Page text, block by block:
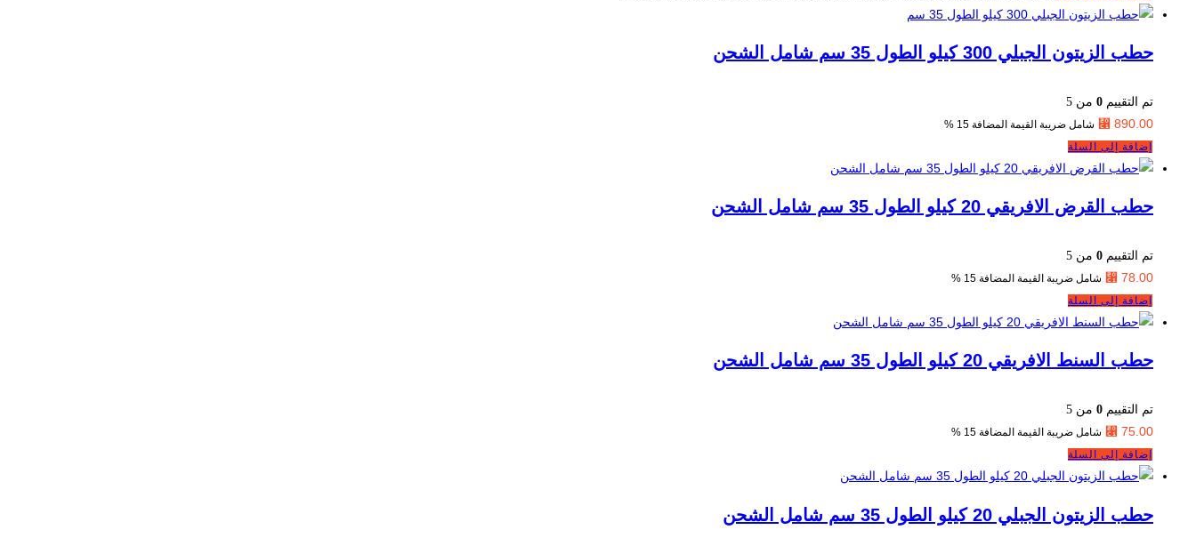
حطب الزيتون الجبلي 300 كيلو الطول 35 سم شامل الشحن
تم التقييم 0 من 5
⃁ 890.00 شامل ضريبة القيمة المضافة 15 %
إضافة إلى السلة
حطب القرض الافريقي 20 كيلو الطول 35 سم شامل الشحن
تم التقييم 0 من 5
⃁ 78.00 شامل ضريبة القيمة المضافة 15 %
إضافة إلى السلة
حطب السنط الافريقي 20 كيلو الطول 35 سم شامل الشحن
تم التقييم 0 من 5
⃁ 75.00 شامل ضريبة القيمة المضافة 15 %
إضافة إلى السلة
حطب الزيتون الجبلي 20 كيلو الطول 35 سم شامل الشحن